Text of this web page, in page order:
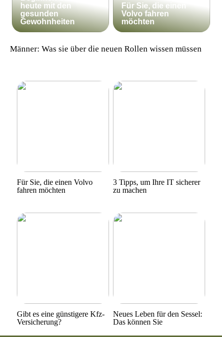
heute mit den
gesunden
Gewohnheiten
Für Sie, die einen
Volvo fahren
möchten
Männer: Was sie über die neuen Rollen wissen müssen
Für Sie, die einen Volvo
fahren möchten
3 Tipps, um Ihre IT sicherer
zu machen
Gibt es eine günstigere Kfz-
Versicherung?
Neues Leben für den Sessel:
Das können Sie